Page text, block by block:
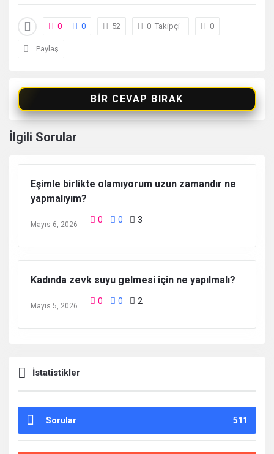
0 0 52 0 Takipçi 0
Paylaş
BIR CEVAP BIRAK
İlgili Sorular
Eşimle birlikte olamıyorum uzun zamandır ne
yapmalıyım?
Mayıs 6, 2026 0 0 3
Kadında zevk suyu gelmesi için ne yapılmalı?
Mayıs 5, 2026 0 0 2
İstatistikler
Sorular 511